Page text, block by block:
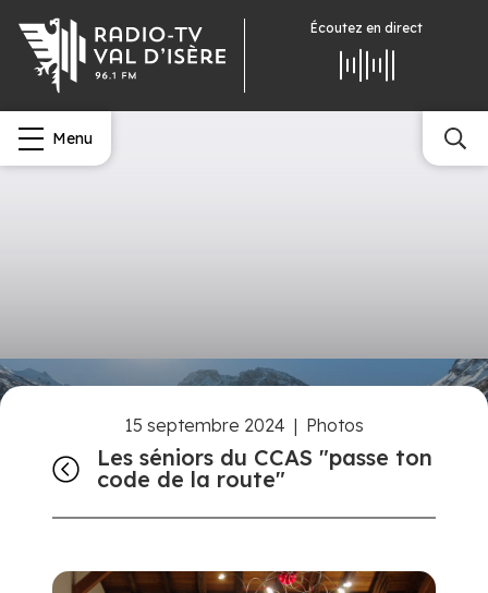
Écoutez en direct
Menu
15 septembre 2024 | Photos
Les séniors du CCAS "passe ton
code de la route"